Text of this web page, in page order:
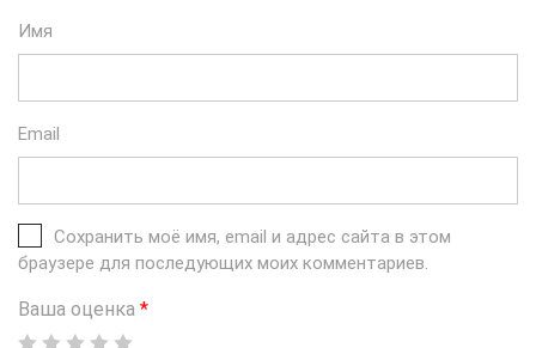
Имя
Email
Сохранить моё имя, email и адрес сайта в этом
браузере для последующих моих комментариев.
Ваша оценка *